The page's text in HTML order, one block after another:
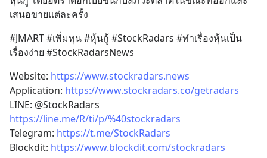
เสนอขายแต่ละครั้ง
#JMART #เพิ่มทุน #หุ้นกู้ #StockRadars #ทำเรื่องหุ้นเป็น
เรื่องง่าย #StockRadarsNews
Website: https://www.stockradars.news
Application: https://www.stockradars.co/getradars
LINE: @StockRadars
https://line.me/R/ti/p/%40stockradars
Telegram: https://t.me/StockRadars
Blockdit: https://www.blockdit.com/stockradars